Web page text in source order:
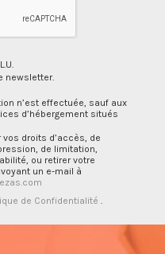
newsletter.
n’est effectuée, sauf aux
d’hébergement situés
droits d’accès, de
de limitation,
ou retirer votre
un e-mail à
de Confidentialité